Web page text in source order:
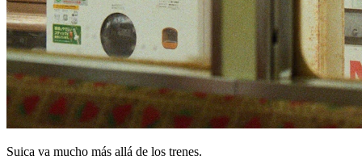
Suica va mucho más allá de los trenes.